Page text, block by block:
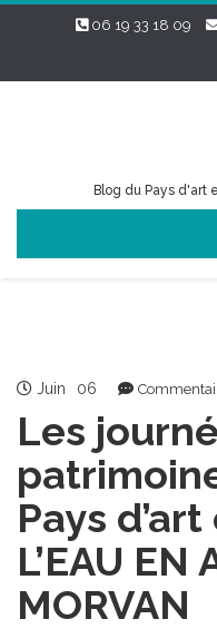
06 19 33 18 09
Blog du Pays d'art
Juin 06
Les
Pays
L’EAU EN
MORVAN